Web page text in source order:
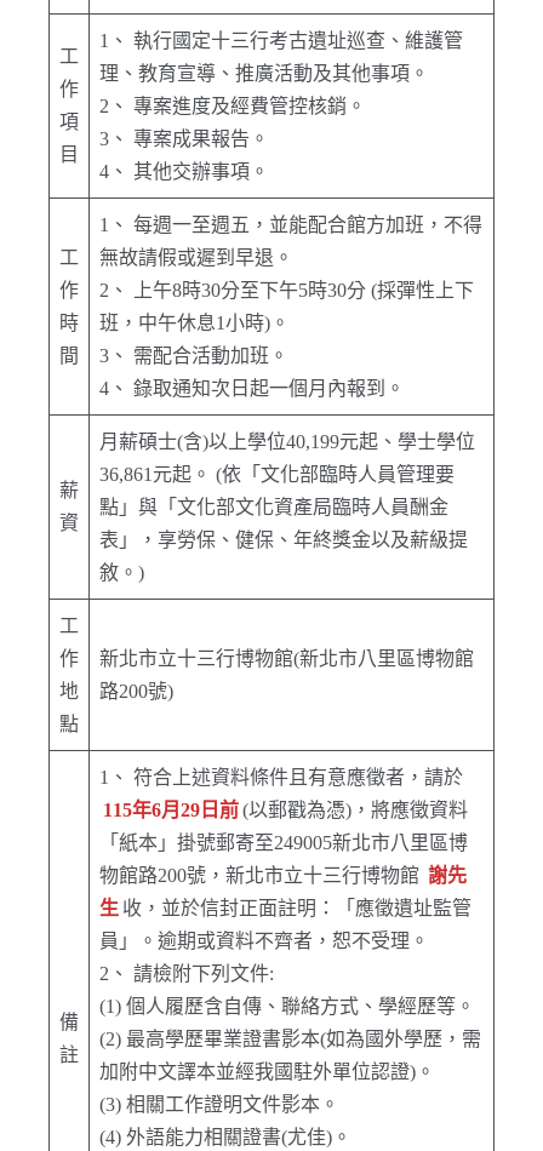
工
作
項
目
1、 執行國定十三行考古遺址巡查、維護管
理、教育宣導、推廣活動及其他事項。
2、 專案進度及經費管控核銷。
3、 專案成果報告。
4、 其他交辦事項。
工
作
時
間
1、 每週一至週五，並能配合館方加班，不得
無故請假或遲到早退。
2、 上午8時30分至下午5時30分 (採彈性上下
班，中午休息1小時)。
3、 需配合活動加班。
4、 錄取通知次日起一個月內報到。
薪
資
月薪碩士(含)以上學位40,199元起、學士學位
36,861元起。 (依「文化部臨時人員管理要
點」與「文化部文化資產局臨時人員酬金
表」，享勞保、健保、年終獎金以及薪級提
敘。)
工
作
地
點
新北市立十三行博物館(新北市八里區博物館
路200號)
備
註
1、 符合上述資料條件且有意應徵者，請於
115年6月29日前(以郵戳為憑)，將應徵資料
「紙本」掛號郵寄至249005新北市八里區博
物館路200號，新北市立十三行博物館 謝先
生 收，並於信封正面註明：「應徵遺址監管
員」。逾期或資料不齊者，恕不受理。
2、 請檢附下列文件:
(1) 個人履歷含自傳、聯絡方式、學經歷等。
(2) 最高學歷畢業證書影本(如為國外學歷，需
加附中文譯本並經我國駐外單位認證)。
(3) 相關工作證明文件影本。
(4) 外語能力相關證書(尤佳)。